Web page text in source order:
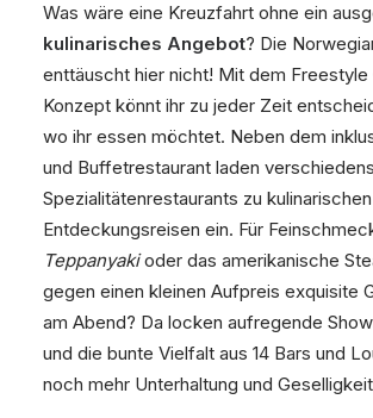
Was wäre eine Kreuzfahrt ohne ein
kulinarisches Angebot? Die
enttäuscht hier nicht! Mit dem Freestyle
Konzept könnt ihr zu jeder Zeit
wo ihr essen möchtet. Neben dem
und Buffetrestaurant laden
Spezialitätenrestaurants zu kulinarischen
Entdeckungsreisen ein. Für
Teppanyakioder das amerikanische
gegen einen kleinen Aufpreis exquisite
am Abend? Da locken aufregende
und die bunte Vielfalt aus 14 Bars und
noch mehr Unterhaltung und